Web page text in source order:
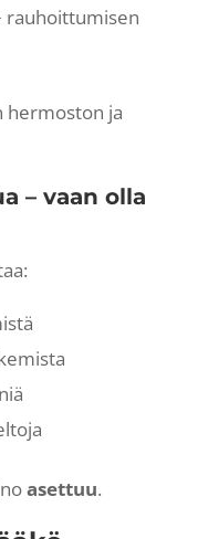
rauhoittumisen
hermoston ja
– vaan olla
asettuu.